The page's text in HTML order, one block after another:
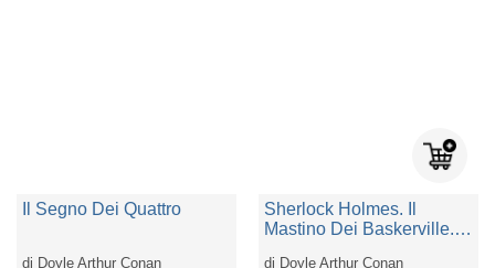
Il Segno Dei Quattro
di Doyle Arthur Conan
Sherlock Holmes. Il
Mastino Dei Baskerville.
di Doyle Arthur Conan